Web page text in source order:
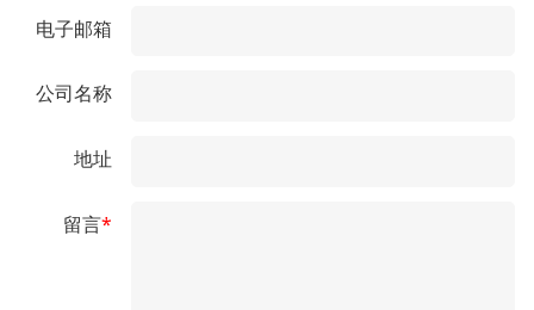
电子邮箱
公司名称
地址
留言*